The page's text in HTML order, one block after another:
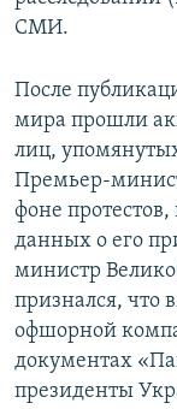
СМИ.
После
мира прошли
лиц,
Премьер-
фоне
данных о его
министр
признался, что
офшорной
документах
президенты